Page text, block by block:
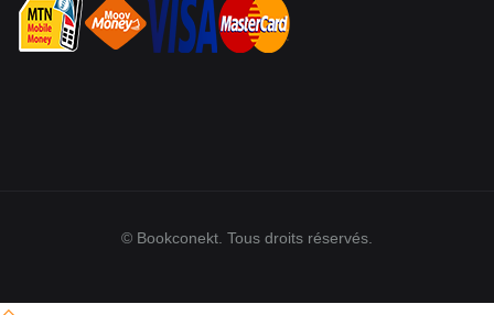
© Bookconekt. Tous droits réservés.